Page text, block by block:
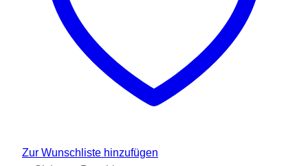
Zur Wunschliste hinzufügen